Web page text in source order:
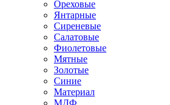
Ореховые
Янтарные
Сиреневые
Салатовые
Фиолетовые
Мятные
Золотые
Синие
Материал
МДФ